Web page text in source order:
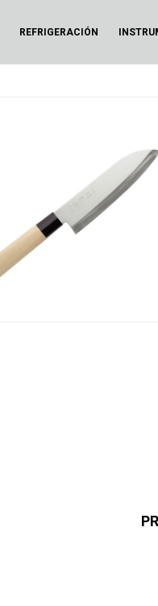
REFRIGERACIÓN